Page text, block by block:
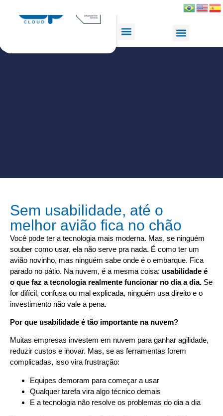
Sem usabilidade, até o
melhor avião fica no chão
Você pode ter a tecnologia mais moderna. Mas, se ninguém
souber como usar, ela não serve pra nada. É como ter um
avião novinho, mas ninguém sabe onde é o embarque. Fica
parado no pátio. Na nuvem, é a mesma coisa: usabilidade é
o que faz a tecnologia realmente funcionar no dia a dia. Se
for difícil, confusa ou mal explicada, ninguém usa direito e o
investimento não vale a pena.
Por que usabilidade é tão importante na nuvem?
Muitas empresas investem em nuvem para ganhar agilidade,
reduzir custos e inovar. Mas, se as ferramentas forem
complicadas, isso vira frustração:
Equipes demoram para começar a usar
Qualquer tarefa vira algo técnico demais
E a tecnologia não resolve os problemas do dia a dia